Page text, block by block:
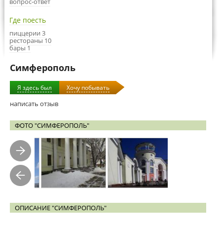
Где поесть
пиццерии 3
рестораны 10
бары 1
Симферополь
Я здесь был Хочу побывать
написать отзыв
ФОТО "СИМФЕРОПОЛЬ"
ОПИСАНИЕ "СИМФЕРОПОЛЬ"